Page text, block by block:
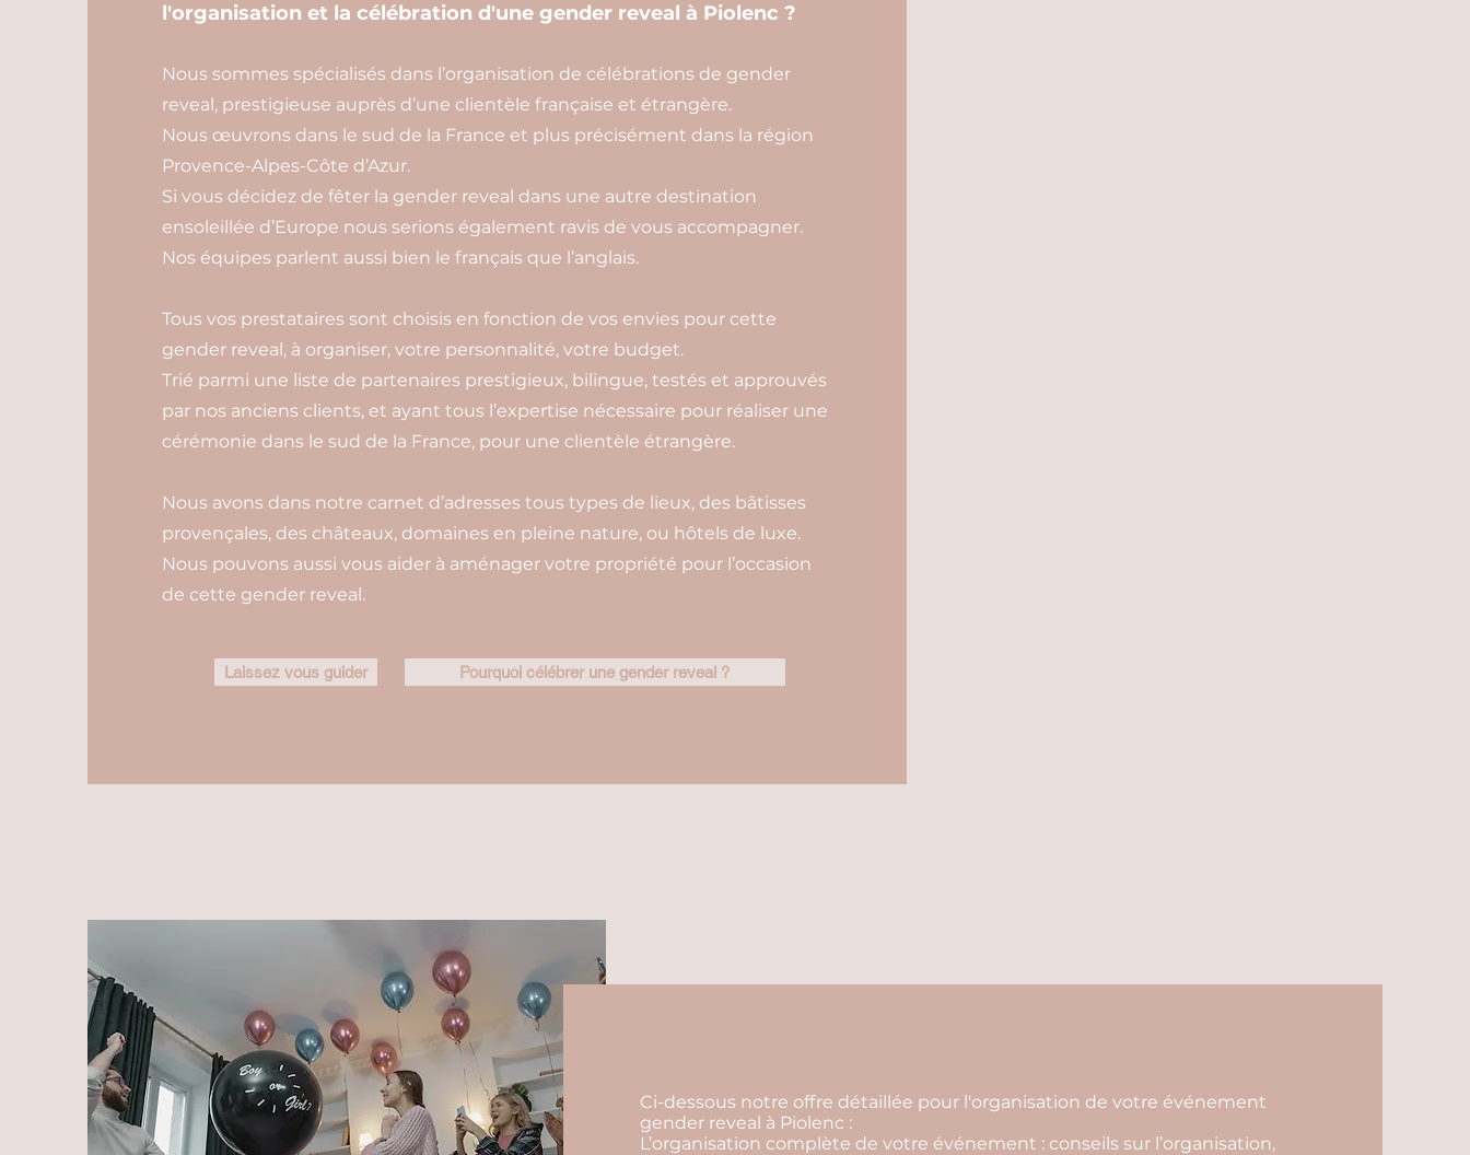
l'organisation et la célébration d'une gender reveal à Piolenc ?
Nous sommes spécialisés dans l’organisation de célébrations de gender
reveal, prestigieuse auprès d’une clientèle française et étrangère.
Nous œuvrons dans le sud de la France et plus précisément dans la région
Provence-Alpes-Côte d’Azur.
Si vous décidez de fêter la gender reveal dans une autre destination
ensoleillée d’Europe nous serions également ravis de vous accompagner.
Nos équipes parlent aussi bien le français que l’anglais.
Tous vos prestataires sont choisis en fonction de vos envies pour cette
gender reveal, à organiser, votre personnalité, votre budget.
Trié parmi une liste de partenaires prestigieux, bilingue, testés et approuvés
par nos anciens clients, et ayant tous l’expertise nécessaire pour réaliser une
cérémonie dans le sud de la France, pour une clientèle étrangère.
Nous avons dans notre carnet d’adresses tous types de lieux, des bâtisses
provençales, des châteaux, domaines en pleine nature, ou hôtels de luxe.
Nous pouvons aussi vous aider à aménager votre propriété pour l’occasion
de cette gender reveal.
Laissez vous guider Pourquoi célébrer une gender reveal ?
Ci-dessous notre offre détaillée pour l'organisation de votre événement
gender reveal à Piolenc :
L’organisation complète de votre événement : conseils sur l’organisation,